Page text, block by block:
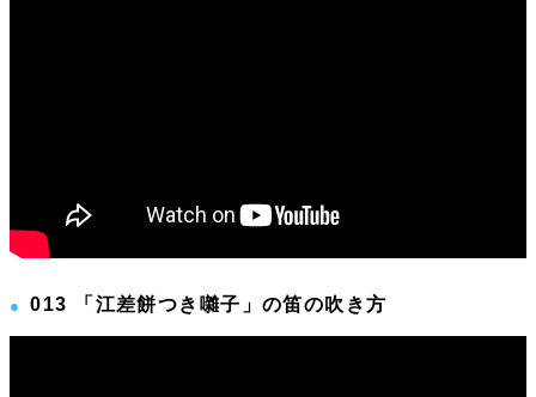
013 「江差餅つき囃子」の笛の吹き方